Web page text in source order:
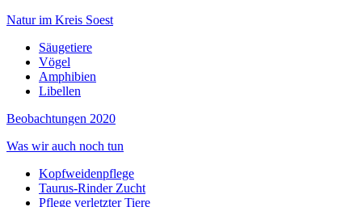
Natur im Kreis Soest
Säugetiere
Vögel
Amphibien
Libellen
Beobachtungen 2020
Was wir auch noch tun
Kopfweidenpflege
Taurus-Rinder Zucht
Pflege verletzter Tiere